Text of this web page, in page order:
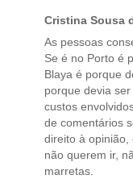
Cristina Sousa
As pessoas
Se é no Porto é
Blaya é porque
porque devia
custos
de comentários
direito à opinião,
não querem ir,
marretas.